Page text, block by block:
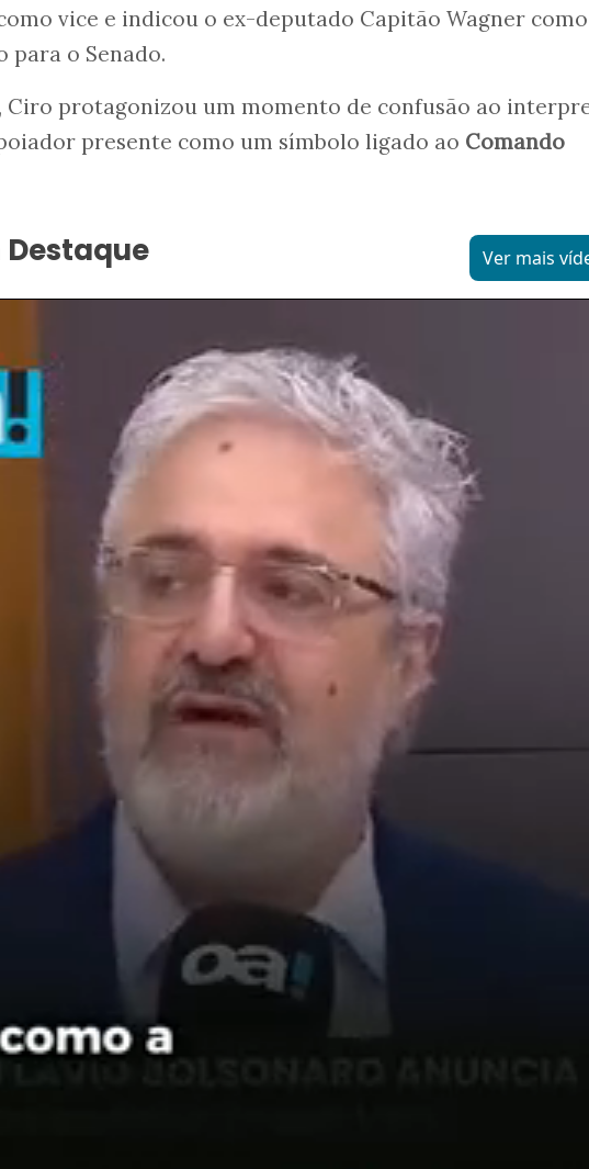
vice e indicou o ex-deputado Capitão Wagner como
para o Senado.
Ciro protagonizou um momento de confusão ao
presente como um símbolo ligado ao Comando
Destaque Ver mais